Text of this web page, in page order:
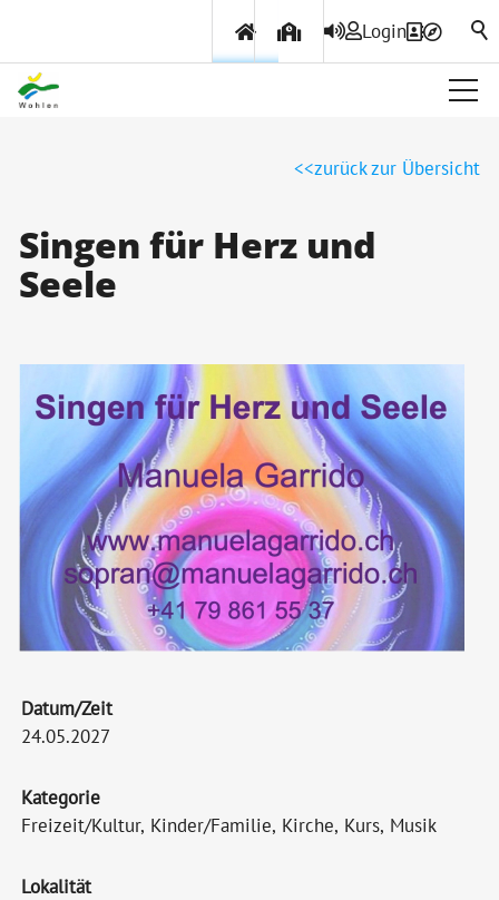
Login
Politik & Verwaltung
Themen & Services
zurück zur Übersicht
Singen für Herz und
Seele
Datum/Zeit
24.05.2027
Kategorie
Freizeit/Kultur, Kinder/Familie, Kirche, Kurs, Musik
Lokalität